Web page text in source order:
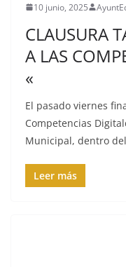
10 junio, 2025
CLAUSURA
A LAS
«
El pasado viernes
Competencias
Municipal, dentro del
Leer más